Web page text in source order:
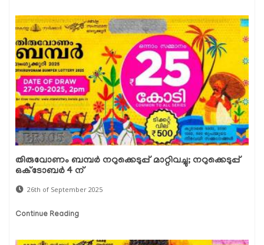
തിരുവോണം ബമ്പര്‍ നറുക്കെടുപ്പ് മാറ്റിവച്ചു; നറുക്കെടുപ്പ്
ഒക്ടോബർ 4 ന്
26th of September 2025
Continue Reading